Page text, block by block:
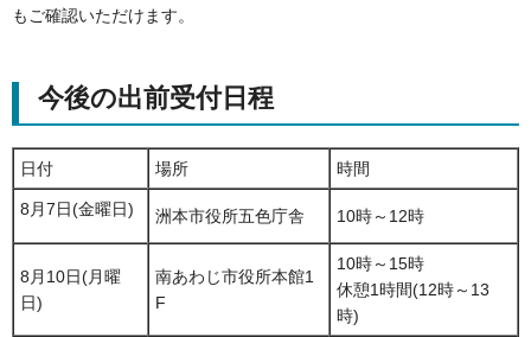
もご確認いただけます。
今後の出前受付日程
日付 場所 時間
8月7日(金曜日) 洲本市役所五色庁舎 10時～12時
8月10日(月曜
日)
南あわじ市役所本館1
F
10時～15時
休憩1時間(12時～13
時)